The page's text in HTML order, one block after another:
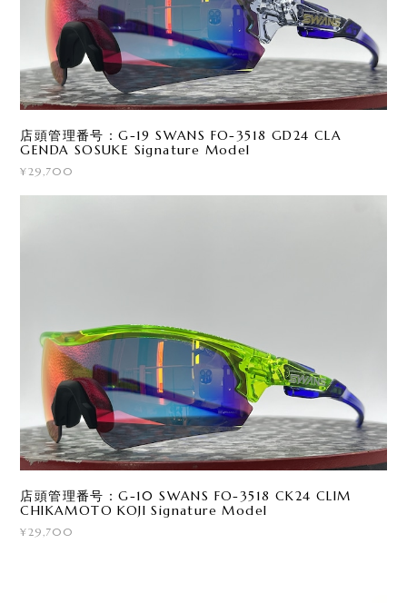
店頭管理番号：G-19 SWANS FO-3518 GD24 CLA
GENDA SOSUKE Signature Model
¥29,700
店頭管理番号：G-10 SWANS FO-3518 CK24 CLIM
CHIKAMOTO KOJI Signature Model
¥29,700